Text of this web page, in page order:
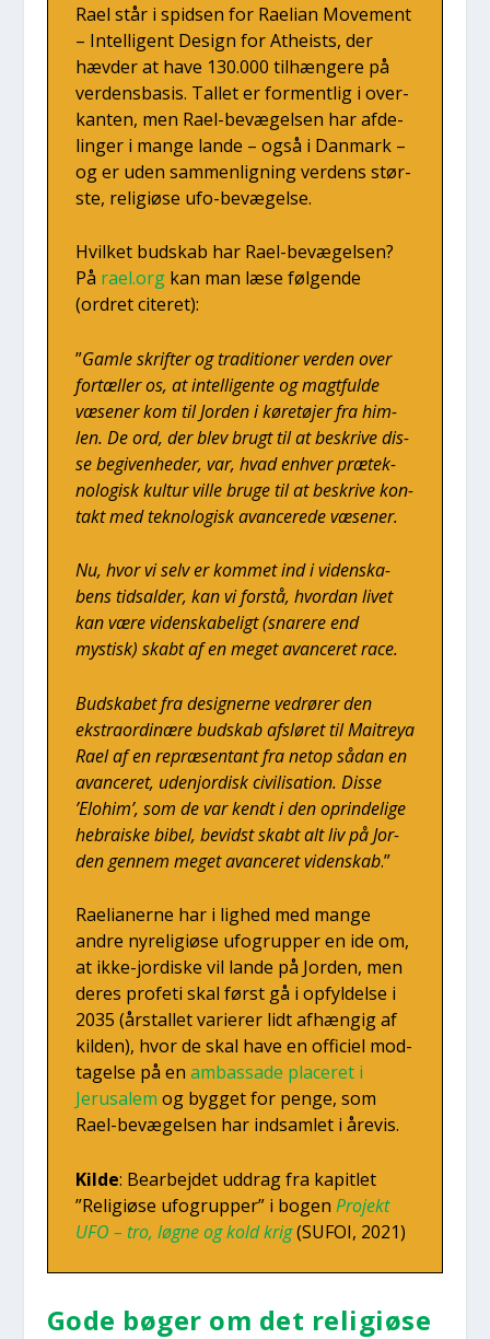
Rael står i spid­sen for Rae­li­an Move­ment
– Intel­li­gent Design for Athei­sts, der
hæv­der at have 130.000 til­hæn­ge­re på
ver­dens­ba­sis. Tal­let er for­ment­lig i over­
kan­ten, men Rael-bevæ­gel­sen har afde­
lin­ger i man­ge lan­de – også i Dan­mark –
og er uden sam­men­lig­ning ver­dens stør­
ste, reli­gi­øse ufo-bevæ­gel­se.
Hvil­ket bud­skab har Rael-bevæ­gel­sen?
På rael.orgkan man læse føl­gen­de
(ordret cite­ret):
”Gam­le skrif­ter og tra­di­tio­ner ver­den over
for­tæl­ler os, at intel­li­gen­te og magt­ful­de
væse­ner kom til Jor­den i køre­tø­jer fra him­
len. De ord, der blev brugt til at beskri­ve dis­
se begi­ven­he­der, var, hvad enhver præ­tek­
no­lo­gisk kul­tur vil­le bru­ge til at beskri­ve kon­
takt med tek­no­lo­gisk avan­ce­re­de væse­ner.
Nu, hvor vi selv er kom­met ind i viden­ska­
bens tidsal­der, kan vi for­stå, hvor­dan livet
kan være viden­ska­be­ligt (sna­re­re end
mystisk) skabt af en meget avan­ce­ret race.
Bud­ska­bet fra desig­ner­ne ved­rø­rer den
ekstra­or­di­næ­re bud­skab afslø­ret til Mai­treya
Rael af en repræ­sen­tant fra net­op sådan en
avan­ce­ret, udenjor­disk civi­li­sa­tion. Dis­se
’Elo­him’, som de var kendt i den oprin­de­li­ge
hebra­i­ske bibel, bevidst skabt alt liv på Jor­
den gen­nem meget avan­ce­ret viden­skab.”
Rae­li­a­ner­ne har i lig­hed med man­ge
andre nyre­li­gi­øse ufo­grup­per en ide om,
at ikke-jor­di­ske vil lan­de på Jor­den, men
deres pro­fe­ti skal først gå i opfyl­del­se i
2035 (års­tal­let vari­e­rer lidt afhæn­gig af
kil­den), hvor de skal have en offi­ci­el mod­
ta­gel­se på en ambas­sa­de pla­ce­ret i
Jerus­a­lem og byg­get for pen­ge, som
Rael-bevæ­gel­sen har ind­sam­let i åre­vis.
Kil­de: Bear­bej­det uddrag fra kapit­let
”Reli­gi­øse ufo­grup­per” i bogen Pro­jekt
UFO – tro, løg­ne og kold krig(SUFOI, 2021)
Gode bøger om det reli­gi­øse